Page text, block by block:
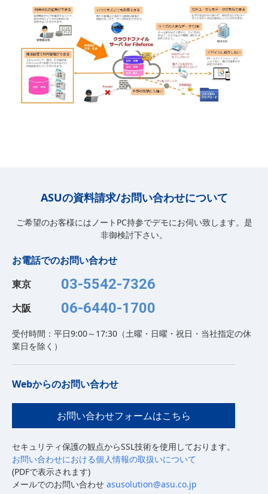
ASUの資料請求/お問い合わせについて
ご希望のお客様にはノートPC持参でデモにお伺い致します。是
非御検討下さい。
お電話でのお問い合わせ
東京
03-5542-7326
大阪 06-6440-1700
受付時間：平日9:00～17:30（土曜・日曜・祝日・当社指定の休
業日を除く）
Webからのお問い合わせ
お問い合わせフォームはこちら
セキュリティ保護の観点からSSL技術を使用しております。
お問い合わせにおける個人情報の取扱いについて
(PDFで表示されます)
メールでのお問い合わせ asusolution@asu.co.jp